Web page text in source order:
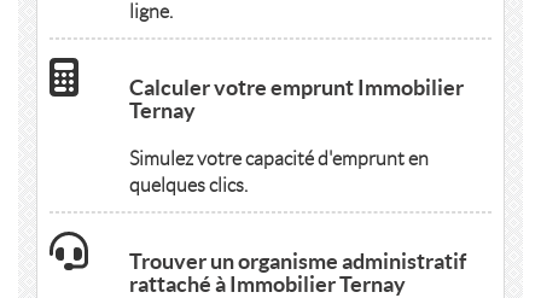
ligne.
Calculer votre emprunt Immobilier
Ternay
Simulez votre capacité d'emprunt en
quelques clics.
Trouver un organisme administratif
rattaché à Immobilier Ternay